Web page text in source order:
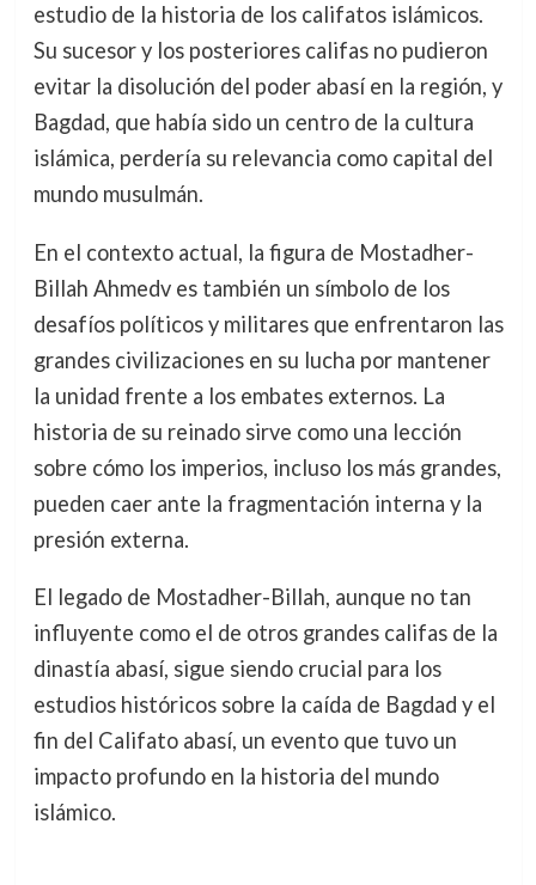
estudio de la historia de los califatos islámicos.
Su sucesor y los posteriores califas no pudieron
evitar la disolución del poder abasí en la región, y
Bagdad, que había sido un centro de la cultura
islámica, perdería su relevancia como capital del
mundo musulmán.
En el contexto actual, la figura de Mostadher-
Billah Ahmedv es también un símbolo de los
desafíos políticos y militares que enfrentaron las
grandes civilizaciones en su lucha por mantener
la unidad frente a los embates externos. La
historia de su reinado sirve como una lección
sobre cómo los imperios, incluso los más grandes,
pueden caer ante la fragmentación interna y la
presión externa.
El legado de Mostadher-Billah, aunque no tan
influyente como el de otros grandes califas de la
dinastía abasí, sigue siendo crucial para los
estudios históricos sobre la caída de Bagdad y el
fin del Califato abasí, un evento que tuvo un
impacto profundo en la historia del mundo
islámico.